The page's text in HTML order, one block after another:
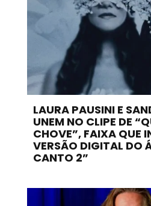
LAURA PAUSINI E
UNEM NO CLIPE DE
CHOVE”, FAIXA QUE
VERSÃO DIGITAL DO
CANTO 2”